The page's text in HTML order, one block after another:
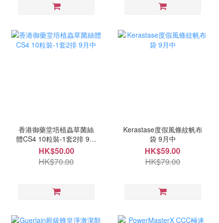
香港御藥堂培植蟲草菌絲
體CS4 10粒裝-1套2排 9月
中
HK$50.00
HK$70.00
Kerastase度假風條紋帆布
袋 9月中
HK$59.00
HK$79.00